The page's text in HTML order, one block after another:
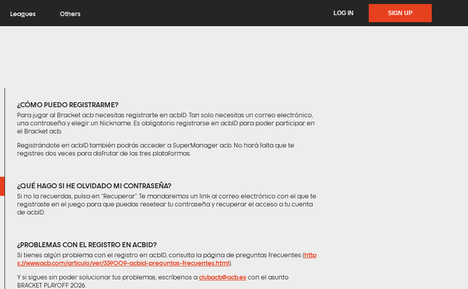
LOG IN SIGN UP
Leagues Others
¿CÓMO PUEDO REGISTRARME?
Para jugar al Bracket acb necesitas registrarte en acbID. Tan solo necesitas un correo electrónico,
una contraseña y elegir un Nickname. Es obligatorio registrarse en acbID para poder participar en
el Bracket acb.
Registrándote en acbID también podrás acceder a SuperManager acb. No hará falta que te
registres dos veces para disfrutar de las tres plataformas.
¿QUÉ HAGO SI HE OLVIDADO MI CONTRASEÑA?
Si no la recuerdas, pulsa en “Recuperar”. Te mandaremos un link al correo electrónico con el que te
registraste en el juego para que puedas resetear tu contraseña y recuperar el acceso a tu cuenta
de acbID.
¿PROBLEMAS CON EL REGISTRO EN ACBID?
Si tienes algún problema con el registro en acbID, consulta la página de preguntas frecuentes (http
s://www.acb.com/articulo/ver/339009-acbid-preguntas-frecuentes.html).
Y si sigues sin poder solucionar tus problemas, escríbenos a clubacb@acb.es con el asunto
BRACKET PLAYOFF 2026.